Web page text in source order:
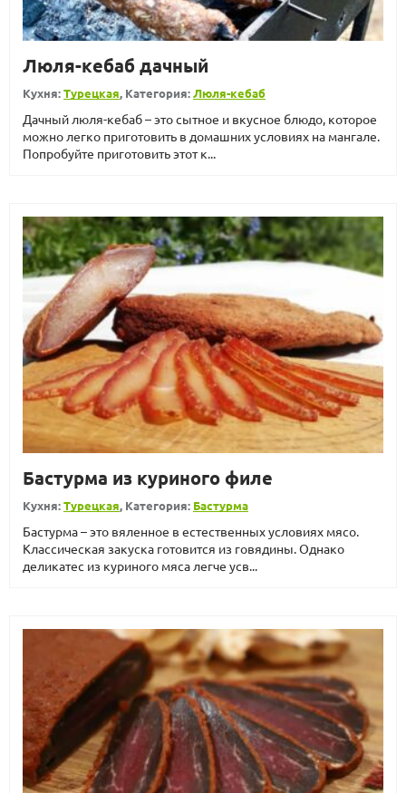
Люля-кебаб дачный
Кухня:Турецкая, Категория:Люля-кебаб
Дачный люля-кебаб – это сытное и вкусное блюдо, которое
можно легко приготовить в домашних условиях на мангале.
Попробуйте приготовить этот к...
Бастурма из куриного филе
Кухня:Турецкая, Категория: Бастурма
Бастурма – это вяленное в естественных условиях мясо.
Классическая закуска готовится из говядины. Однако
деликатес из куриного мяса легче усв...